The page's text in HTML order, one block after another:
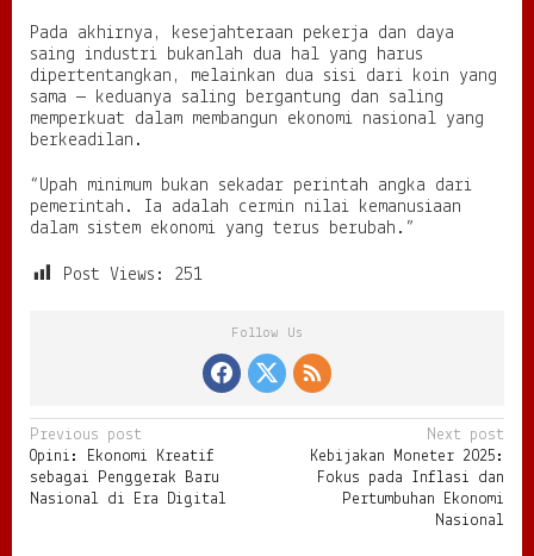
Pada akhirnya, kesejahteraan pekerja dan daya
saing industri bukanlah dua hal yang harus
dipertentangkan, melainkan dua sisi dari koin yang
sama — keduanya saling bergantung dan saling
memperkuat dalam membangun ekonomi nasional yang
berkeadilan.
“Upah minimum bukan sekadar perintah angka dari
pemerintah. Ia adalah cermin nilai kemanusiaan
dalam sistem ekonomi yang terus berubah.”
Post Views: 251
Follow Us
P
o
s
Previous post
Opini: Ekonomi Kreatif
sebagai Penggerak Baru
Nasional di Era Digital
Next post
Kebijakan Moneter 2025:
Fokus pada Inflasi dan
Pertumbuhan Ekonomi
Nasional